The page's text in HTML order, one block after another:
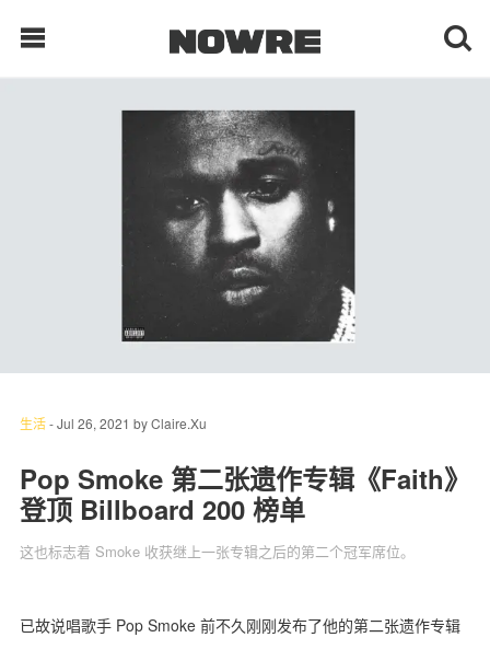
每日鲜榨
现客视点
每日栏目
时 尚
球 鞋
科 技
生活-Jul 26, 2021 byClaire.Xu
Pop Smoke 第二张遗作专辑《Faith》
登顶 Billboard 200 榜单
这也标志着 Smoke 收获继上一张专辑之后的第二个冠军席位。
已故说唱歌手 Pop Smoke 前不久刚刚发布了他的第二张遗作专辑